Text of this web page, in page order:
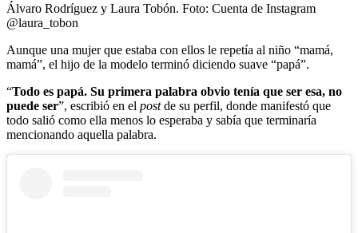
Álvaro Rodríguez y Laura Tobón. Foto: Cuenta de Instagram
@laura_tobon
Aunque una mujer que estaba con ellos le repetía al niño “mamá,
mamá”, el hijo de la modelo terminó diciendo suave “papá”.
“Todo es papá. Su primera palabra obvio tenía que ser esa, no
puede ser”, escribió en el postde su perfil, donde manifestó que
todo salió como ella menos lo esperaba y sabía que terminaría
mencionando aquella palabra.